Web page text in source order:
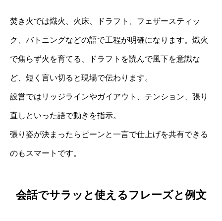
焚き火では熾火、火床、ドラフト、フェザースティッ
ク、バトニングなどの語で工程が明確になります。熾火
で焦らず火を育てる、ドラフトを読んで風下を意識な
ど、短く言い切ると現場で伝わります。
設営ではリッジラインやガイアウト、テンション、張り
直しといった語で動きを指示。
張り姿が決まったらピーンと一言で仕上げを共有できる
のもスマートです。
会話でサラッと使えるフレーズと例文